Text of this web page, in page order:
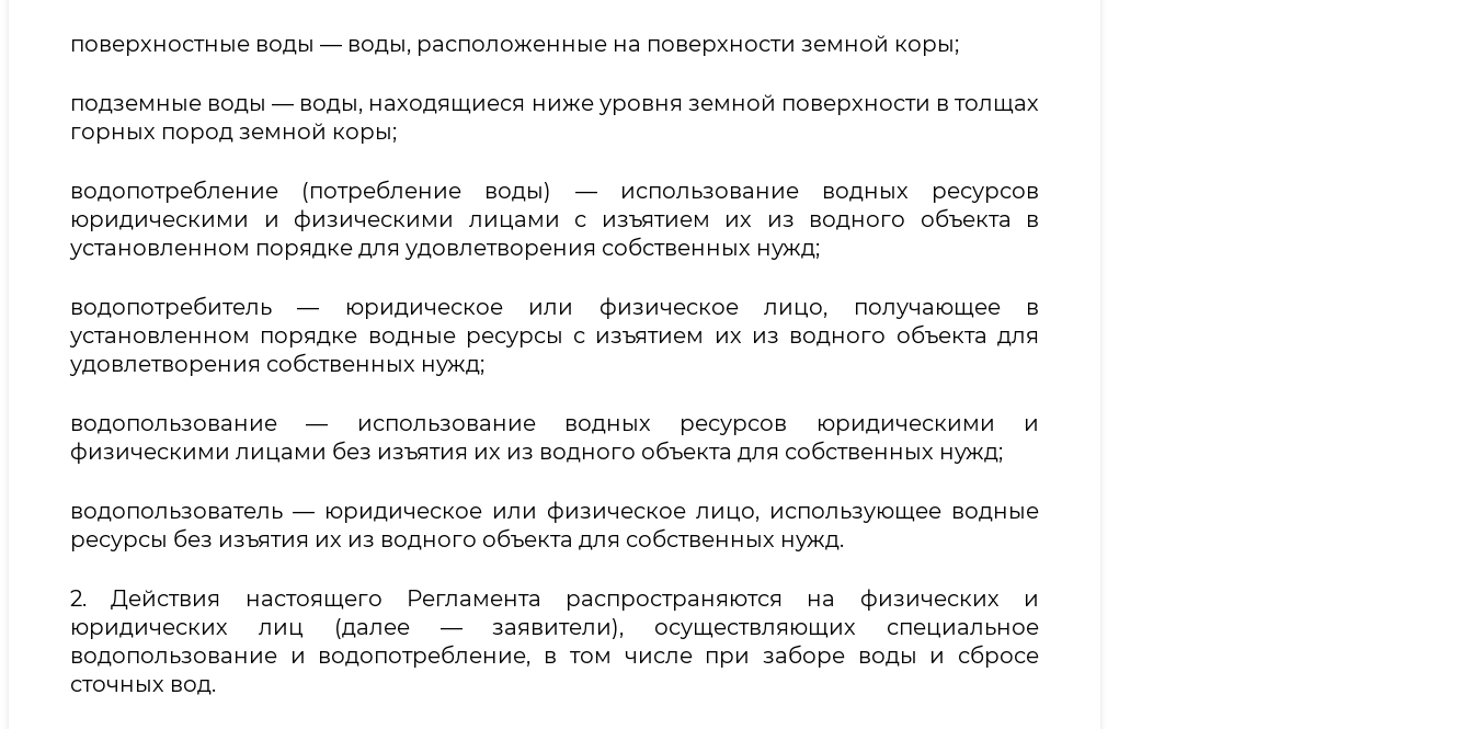
поверхностные воды — воды, расположенные на поверхности земной коры;
подземные воды — воды, находящиеся ниже уровня земной поверхности в толщах
горных пород земной коры;
водопотребление (потребление воды) — использование водных ресурсов
юридическими и физическими лицами с изъятием их из водного объекта в
установленном порядке для удовлетворения собственных нужд;
водопотребитель — юридическое или физическое лицо, получающее в
установленном порядке водные ресурсы с изъятием их из водного объекта для
удовлетворения собственных нужд;
водопользование — использование водных ресурсов юридическими и
физическими лицами без изъятия их из водного объекта для собственных нужд;
водопользователь — юридическое или физическое лицо, использующее водные
ресурсы без изъятия их из водного объекта для собственных нужд.
2. Действия настоящего Регламента распространяются на физических и
юридических лиц (далее — заявители), осуществляющих специальное
водопользование и водопотребление, в том числе при заборе воды и сбросе
сточных вод.